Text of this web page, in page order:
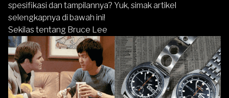
spesifikasi dan tampilannya? Yuk, simak artikel
selengkapnya di bawah ini!
Sekilas tentang Bruce Lee